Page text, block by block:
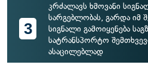
3
კრძალავს ხმოვანი
სარგებლობას, გარდა იმ
სიგნალი გამოიყენება
სატრანსპორტო
ასაცილებლად